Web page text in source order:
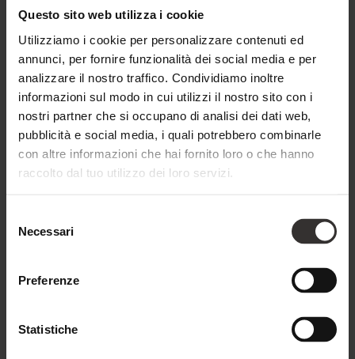
Questo sito web utilizza i cookie
Utilizziamo i cookie per personalizzare contenuti ed
annunci, per fornire funzionalità dei social media e per
analizzare il nostro traffico. Condividiamo inoltre
informazioni sul modo in cui utilizzi il nostro sito con i
nostri partner che si occupano di analisi dei dati web,
pubblicità e social media, i quali potrebbero combinarle
con altre informazioni che hai fornito loro o che hanno
raccolto dal tuo utilizzo dei loro servizi.
delNecessari
Preferenze
Statistiche
Mountain Spa di 3.000 m² con 4 piscine e scivolo
d’acqua
Family Sauna